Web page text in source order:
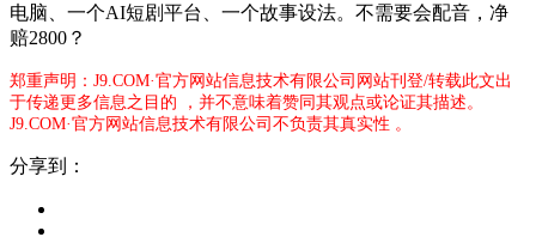
电脑、一个AI短剧平台、一个故事设法。不需要会配音，净
赔2800？
郑重声明：J9.COM·官方网站信息技术有限公司网站刊登/转载此文出
于传递更多信息之目的 ，并不意味着赞同其观点或论证其描述。
J9.COM·官方网站信息技术有限公司不负责其真实性 。
分享到：